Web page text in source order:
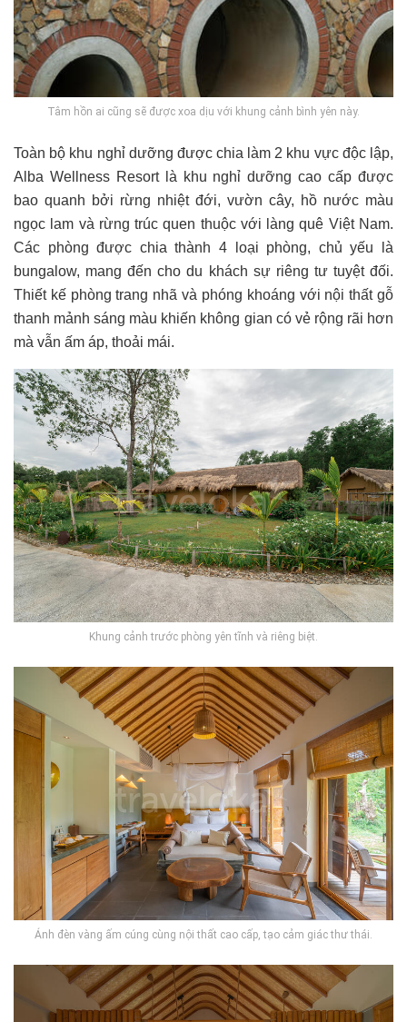
Tâm hồn ai cũng sẽ được xoa dịu với khung cảnh bình yên này.
Toàn bộ khu nghỉ dưỡng được chia làm 2 khu vực độc lập,
Alba Wellness Resort là khu nghỉ dưỡng cao cấp được
bao quanh bởi rừng nhiệt đới, vườn cây, hồ nước màu
ngọc lam và rừng trúc quen thuộc với làng quê Việt Nam.
Các phòng được chia thành 4 loại phòng, chủ yếu là
bungalow, mang đến cho du khách sự riêng tư tuyệt đối.
Thiết kế phòng trang nhã và phóng khoáng với nội thất gỗ
thanh mảnh sáng màu khiến không gian có vẻ rộng rãi hơn
mà vẫn ấm áp, thoải mái.
Khung cảnh trước phòng yên tĩnh và riêng biệt.
Ánh đèn vàng ấm cúng cùng nội thất cao cấp, tạo cảm giác thư thái.